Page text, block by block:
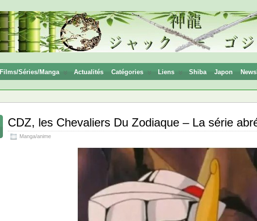
Films/Séries/Manga Actualités Catégories Liens Shiba Japon
CDZ, les Chevaliers Du Zodiaque – La série
Manga/anime